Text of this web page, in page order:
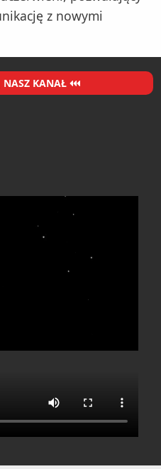
z nowymi
NASZ KANAŁ